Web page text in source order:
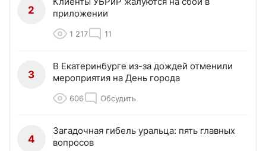
2
приложении
1 217 11
3
В Екатеринбурге из-за дождей отменили
мероприятия на День города
606 Обсудить
4
Загадочная гибель уральца: пять главных
вопросов